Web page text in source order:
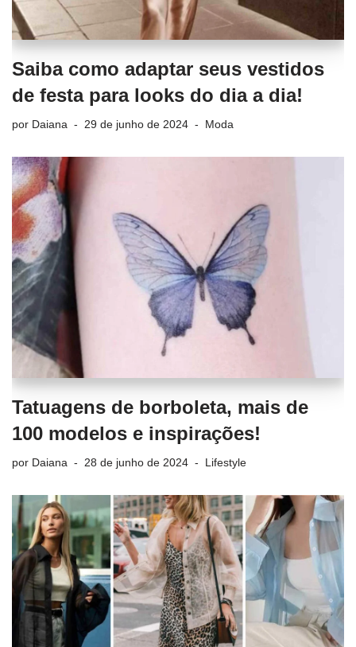
Saiba como adaptar seus vestidos
de festa para looks do dia a dia!
por Daiana 29 de junho de 2024 Moda
Tatuagens de borboleta, mais de
100 modelos e inspirações!
por Daiana 28 de junho de 2024 Lifestyle